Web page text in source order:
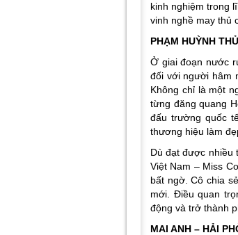
kinh nghiệm trong
vinh nghề may thủ
PHẠM HUỲNH
Ở giai đoạn nước
đối với người hâm
Không chỉ là một
từng đăng quang
đấu trường quốc
thương hiệu làm
Dù đạt được nhiều
Việt Nam – Miss
bất ngờ. Cô chia
mới. Điều quan
động và trở thành
MAI ANH – HẢI